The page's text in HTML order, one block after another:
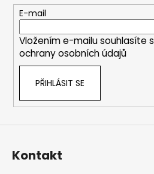
E-mail
Vložením e-mailu souhlasíte s
ochrany osobních údajů
PŘIHLÁSIT SE
Kontakt